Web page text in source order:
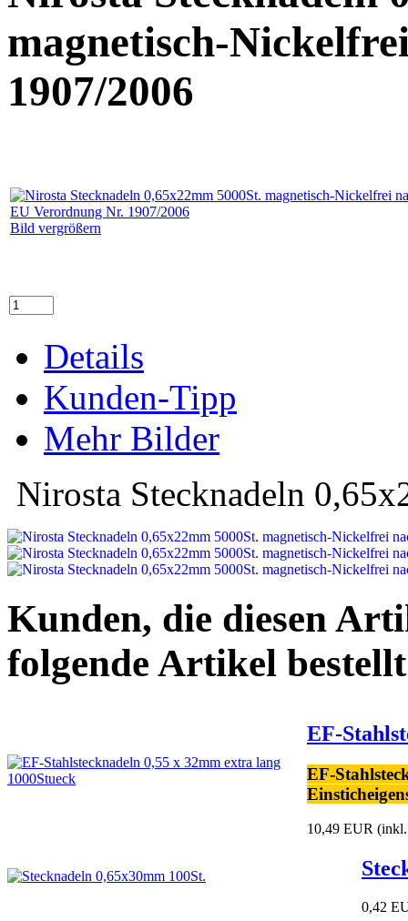
magnetisch-
1907/2006
Bild vergrößern
Details
Kunden-Tipp
Mehr Bilder
Nirosta Stecknadeln
Kunden, die diesen
folgende Artikel
EF-
EF-
10,49 EUR
0,42